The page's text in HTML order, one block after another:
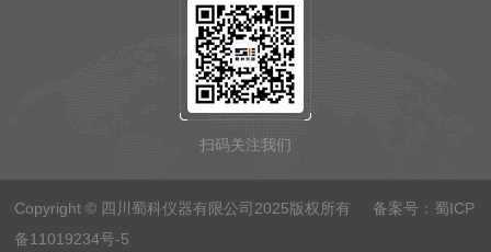
扫码关注我们
Copyright © 四川蜀科仪器有限公司2025版权所有 备案号： 蜀ICP
备11019234号-5